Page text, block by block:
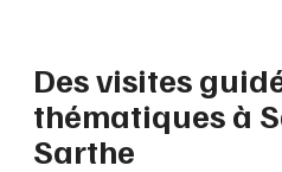
Des visites
thématiques à
Sarthe